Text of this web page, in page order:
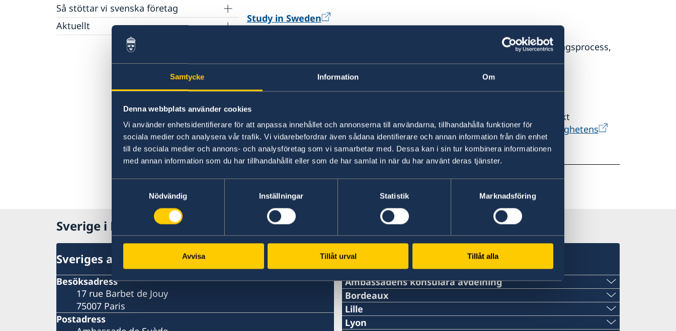
Samtycke Information Om
Denna webbplats använder cookies
Vi använder enhetsidentifierare för att anpassa innehållet och annonserna till användarna, tillhandahålla funktioner för
sociala medier och analysera vår trafik. Vi vidarebefordrar även sådana identifierare och annan information från din enhet
till de sociala medier och annons- och analysföretag som vi samarbetar med. Dessa kan i sin tur kombinera informationen
med annan information som du har tillhandahållit eller som de har samlat in när du har använt deras tjänster.
Nödvändig
Inställningar Statistik Marknadsföring
Avvisa Tillåt urval Tillåt alla
Så stöttar vi svenska företag
Vi är en resurs för svenska företag
Team Sweden
Aktuellt
Fransk-svenska innovationspartnerskapet
Tidsbokning för konsulära ärenden
Study in Sweden
Officiell portal för internationella studenter med information om ansökningsprocess,
Flytta till Sverige
Ytterligare information om folkbokföring, personnummer, pass och svenskt
medborgarskap finns tillgänglig påSkatteverkets respektivePolismyndighetens
webbplatser.
Sverige i Frankrike
Sveriges ambassad
Besöksadress
17 rue Barbet de Jouy
75007 Paris
Postadress
Svenska konsulat
Ambassadens konsulära avdelning
Telefon:
+33 (0)1 44 18 88 00
Bordeaux
Telefon:
Lille
Telefon:
Lyon